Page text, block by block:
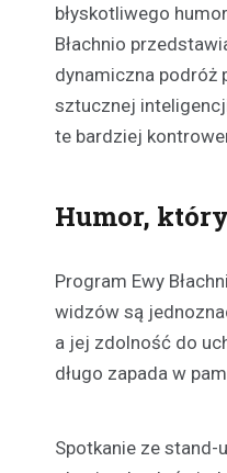
błyskotliwego
Błachnio
dynamiczna podróż
sztucznej
te bardziej
Humor,
Program Ewy
widzów są
a jej zdolność do
długo zapada w
Spotkanie ze stand-